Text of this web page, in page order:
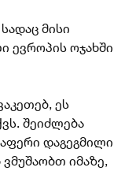
მისი
ევროპის ოჯახში
ეს
შეიძლება
დაგეგმილი
იმაზე,